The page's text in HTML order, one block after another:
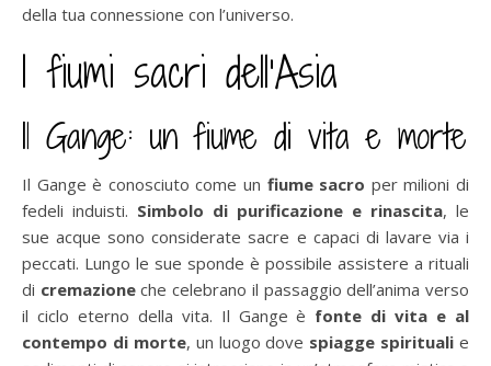
della tua connessione con l’universo.
I fiumi sacri dell’Asia
Il Gange: un fiume di vita e morte
Il Gange è conosciuto come un fiume sacro per milioni di
fedeli induisti. Simbolo di purificazione e rinascita, le
sue acque sono considerate sacre e capaci di lavare via i
peccati. Lungo le sue sponde è possibile assistere a rituali
di cremazioneche celebrano il passaggio dell’anima verso
il ciclo eterno della vita. Il Gange è fonte di vita e al
contempo di morte, un luogo dove spiagge spirituali e